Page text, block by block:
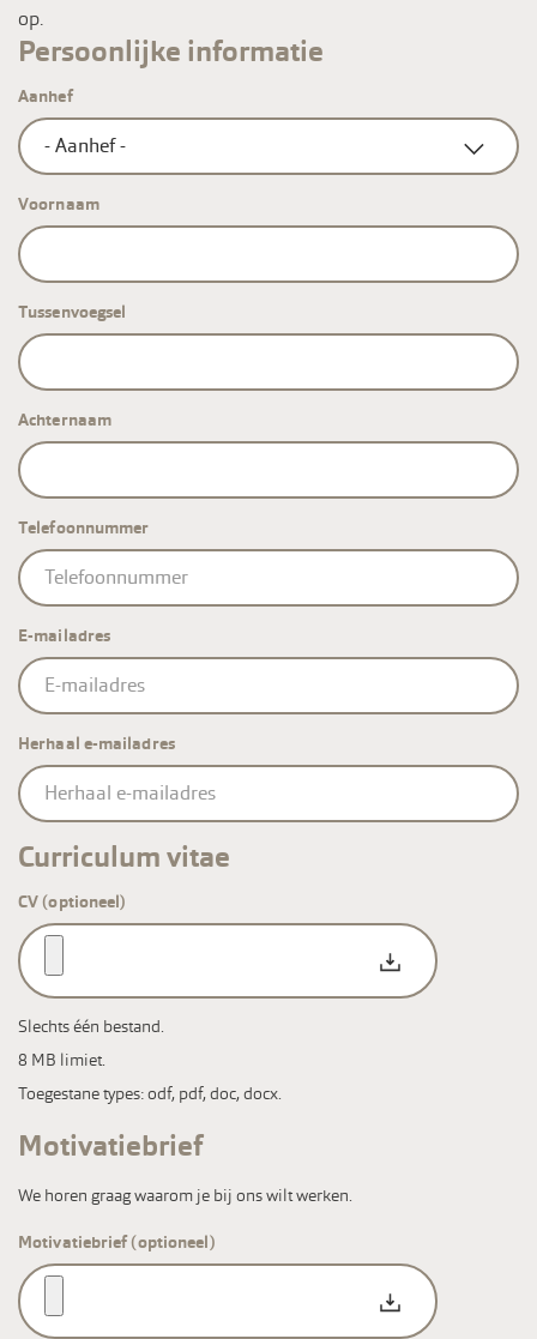
op.
Persoonlijke informatie
Aanhef
Voornaam
Tussenvoegsel
Achternaam
Telefoonnummer
E-
mailadres
E-mailadres
Herhaal e-mailadres
Curriculum vitae
CV (optioneel)
Slechts één bestand.
8 MB limiet.
Toegestane types: odf, pdf, doc, docx.
Motivatiebrief
We horen graag waarom je bij ons wilt werken.
Motivatiebrief (optioneel)